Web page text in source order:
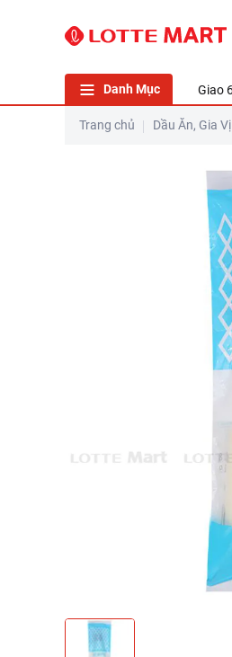
Danh Mục Giao
Trang chủ Dầu Ăn, Gia Vị